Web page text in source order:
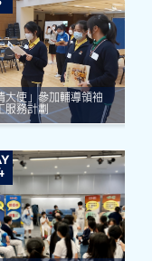
大使」參加輔導領袖
服務計劃